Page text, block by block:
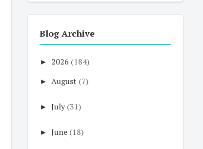
Blog Archive
► 2026 (184)
► August (7)
► July (31)
► June (18)